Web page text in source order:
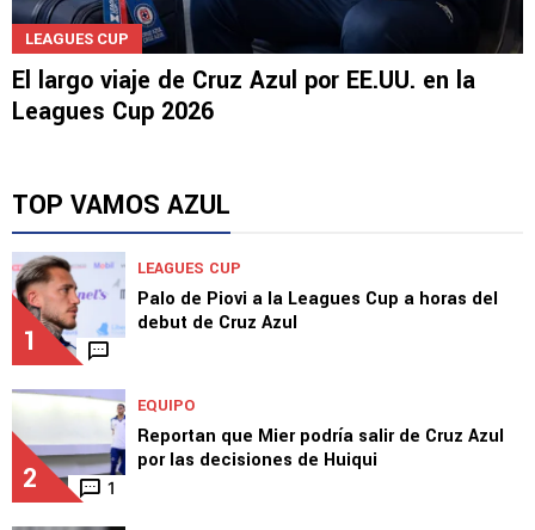
LEAGUES CUP
El largo viaje de Cruz Azul por EE.UU. en la
Leagues Cup 2026
TOP VAMOS AZUL
1
LEAGUES CUP
Palo de Piovi a la Leagues Cup a horas del
debut de Cruz Azul
2 1
EQUIPO
Reportan que Mier podría salir de Cruz Azul
por las decisiones de Huiqui